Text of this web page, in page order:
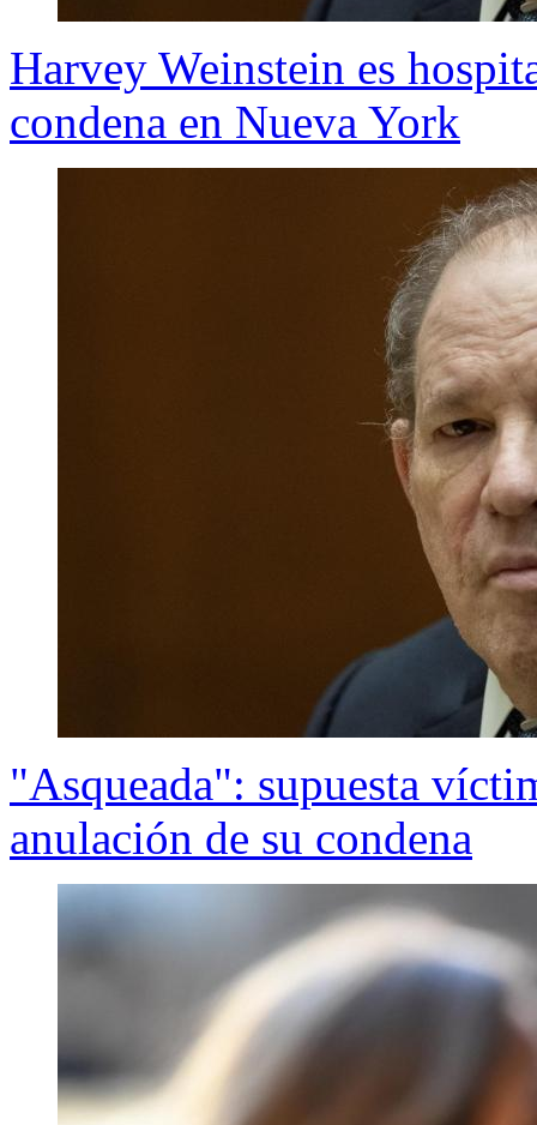
Harvey Weinstein es
condena en Nueva York
"Asqueada": supuesta
anulación de su condena